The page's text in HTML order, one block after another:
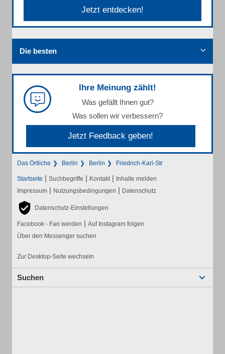
Jetzt entdecken!
Die besten
Ihre Meinung zählt!
Was gefällt Ihnen gut?
Was sollen wir verbessern?
Jetzt Feedback geben!
Das Örtliche Berlin Berlin Friedrich-Karl-Str
Startseite | Suchbegriffe | Kontakt | Inhalte melden
Impressum | Nutzungsbedingungen | Datenschutz
Datenschutz-Einstellungen
Facebook - Fan werden | Auf Instagram folgen
Über den Messenger suchen
Zur Desktop-Seite wechseln
Suchen